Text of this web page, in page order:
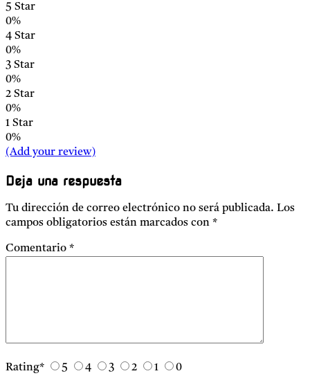
5 Star
0%
4 Star
0%
3 Star
0%
2 Star
0%
1 Star
0%
(Add your review)
Deja una respuesta
Tu dirección de correo electrónico no será publicada. Los
campos obligatorios están marcados con *
Comentario *
Rating* 5 4 3 2 1 0